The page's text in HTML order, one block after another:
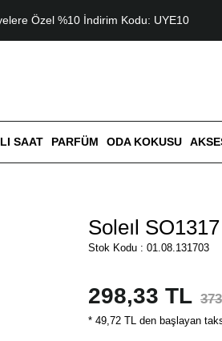
Özel %10 İndirim Kodu: UYE10
SAAT PARFÜM ODA KOKUSU
Soleıl
Stok Kodu : 01.08.131703
298,33 TL
* 49,72 TL den başlayan